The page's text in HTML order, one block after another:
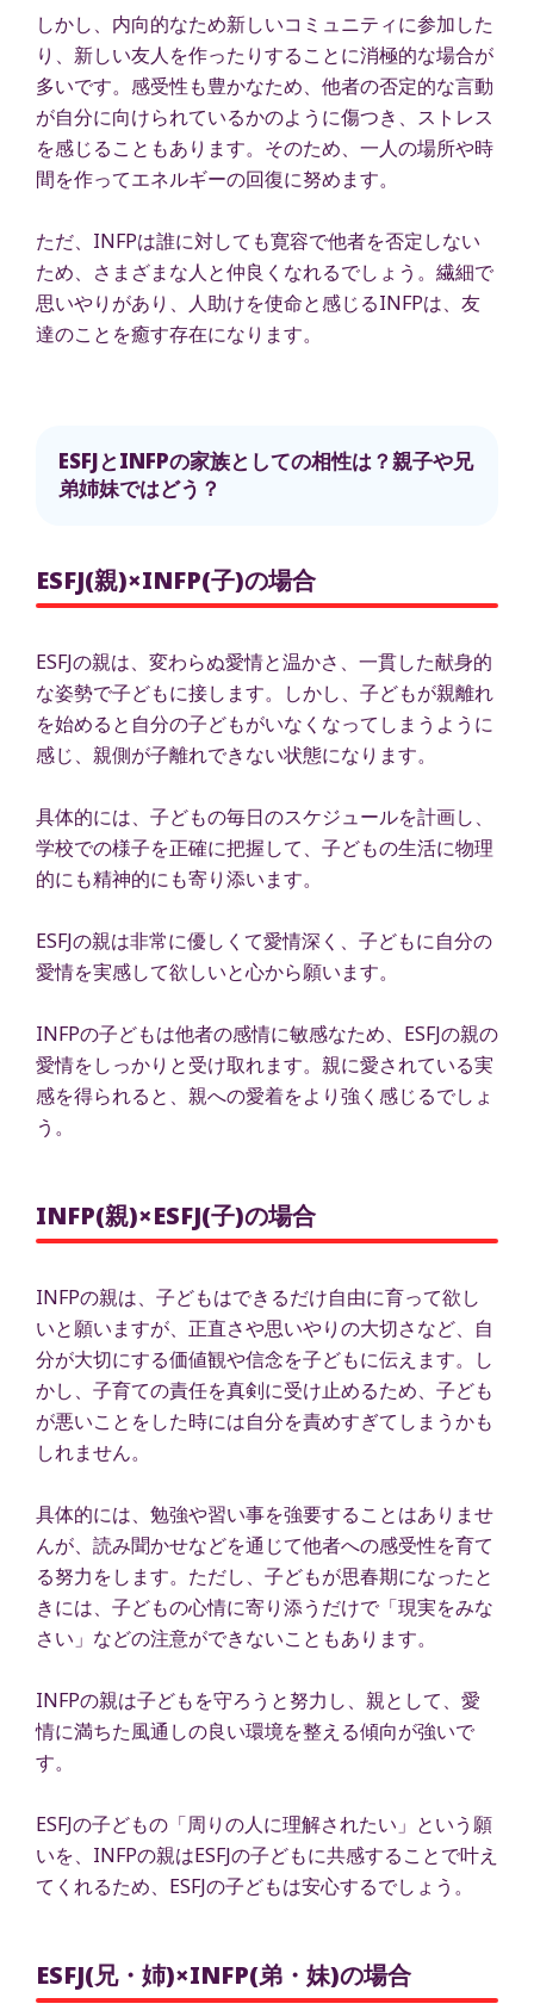
しかし、内向的なため新しいコミュニティに参加した
り、新しい友人を作ったりすることに消極的な場合が
多いです。感受性も豊かなため、他者の否定的な言動
が自分に向けられているかのように傷つき、ストレス
を感じることもあります。そのため、一人の場所や時
間を作ってエネルギーの回復に努めます。
ただ、INFPは誰に対しても寛容で他者を否定しない
ため、さまざまな人と仲良くなれるでしょう。繊細で
思いやりがあり、人助けを使命と感じるINFPは、友
達のことを癒す存在になります。
ESFJとINFPの家族としての相性は？親子や兄
弟姉妹ではどう？
ESFJ(親)×INFP(子)の場合
ESFJの親は、変わらぬ愛情と温かさ、一貫した献身的
な姿勢で子どもに接します。しかし、子どもが親離れ
を始めると自分の子どもがいなくなってしまうように
感じ、親側が子離れできない状態になります。
具体的には、子どもの毎日のスケジュールを計画し、
学校での様子を正確に把握して、子どもの生活に物理
的にも精神的にも寄り添います。
ESFJの親は非常に優しくて愛情深く、子どもに自分の
愛情を実感して欲しいと心から願います。
INFPの子どもは他者の感情に敏感なため、ESFJの親の
愛情をしっかりと受け取れます。親に愛されている実
感を得られると、親への愛着をより強く感じるでしょ
う。
INFP(親)×ESFJ(子)の場合
INFPの親は、子どもはできるだけ自由に育って欲し
いと願いますが、正直さや思いやりの大切さなど、自
分が大切にする価値観や信念を子どもに伝えます。し
かし、子育ての責任を真剣に受け止めるため、子ども
が悪いことをした時には自分を責めすぎてしまうかも
しれません。
具体的には、勉強や習い事を強要することはありませ
んが、読み聞かせなどを通じて他者への感受性を育て
る努力をします。ただし、子どもが思春期になったと
きには、子どもの心情に寄り添うだけで「現実をみな
さい」などの注意ができないこともあります。
INFPの親は子どもを守ろうと努力し、親として、愛
情に満ちた風通しの良い環境を整える傾向が強いで
す。
ESFJの子どもの「周りの人に理解されたい」という願
いを、INFPの親はESFJの子どもに共感することで叶え
てくれるため、ESFJの子どもは安心するでしょう。
ESFJ(兄・姉)×INFP(弟・妹)の場合